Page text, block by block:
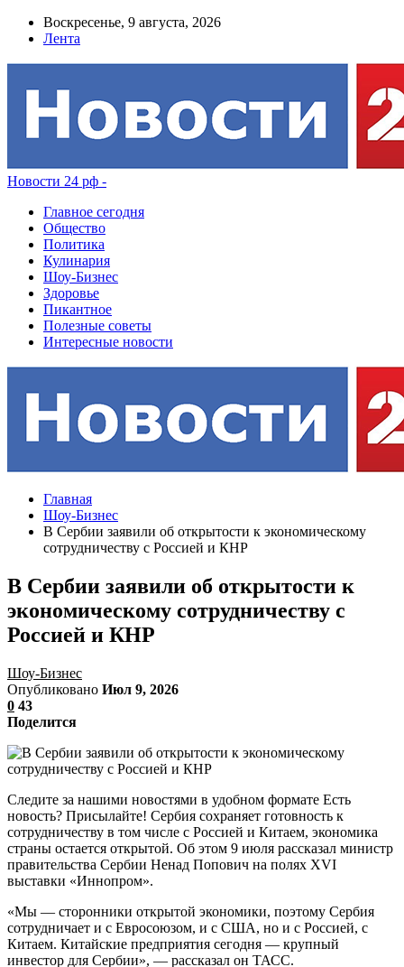
Воскресенье, 9 августа, 2026
Лента
Новости 24 рф -
Главное сегодня
Общество
Политика
Кулинария
Шоу-Бизнес
Здоровье
Пикантное
Полезные советы
Интересные новости
Главная
Шоу-Бизнес
В Сербии заявили об открытости к экономическому
сотрудничеству с Россией и КНР
В Сербии заявили об открытости к
экономическому сотрудничеству с
Россией и КНР
Шоу-Бизнес
Опубликовано Июл 9, 2026
0 43
Поделится
Следите за нашими новостями в удобном формате Есть
новость? Присылайте! Сербия сохраняет готовность к
сотрудничеству в том числе с Россией и Китаем, экономика
страны остается открытой. Об этом 9 июля рассказал министр
правительства Сербии Ненад Попович на полях XVI
выставки «Иннопром».
«Мы — сторонники открытой экономики, поэтому Сербия
сотрудничает и с Евросоюзом, и с США, но и с Россией, с
Китаем. Китайские предприятия сегодня — крупный
инвестор для Сербии», — рассказал он ТАСС.